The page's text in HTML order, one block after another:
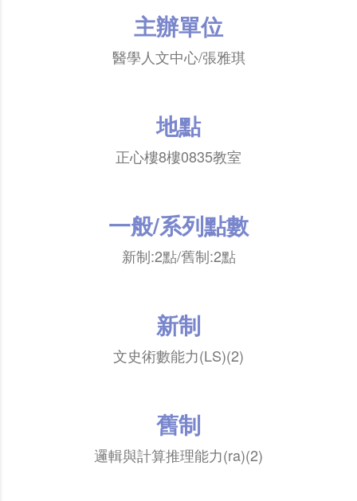
主辦單位
醫學人文中心/張雅琪
地點
正心樓8樓0835教室
一般/系列點數
新制:2點/舊制:2點
新制
文史術數能力(LS)(2)
舊制
邏輯與計算推理能力(ra)(2)